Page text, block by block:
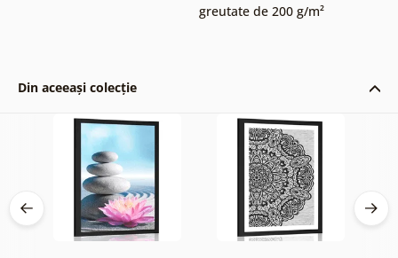
greutate de 200 g/m²
Din aceeași colecție